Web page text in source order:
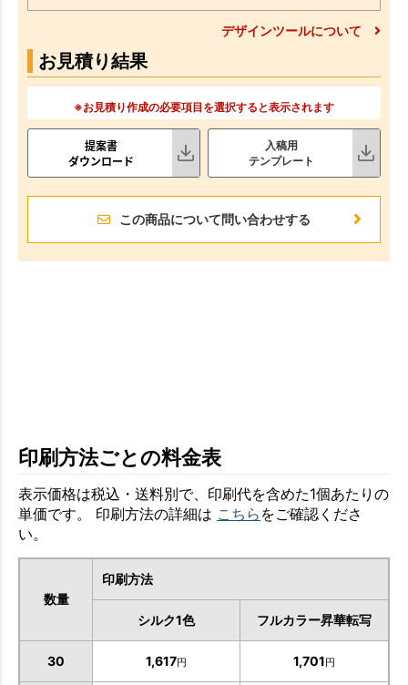
デザインツールについて
お見積り結果
※お見積り作成の必要項目を選択すると表示されます
提案書
ダウンロード
入稿用
テンプレート
この商品について問い合わせする
印刷方法ごとの料金表
表示価格は税込・送料別で、印刷代を含めた1個あたりの
単価です。 印刷方法の詳細は こちら をご確認くださ
い。
数量
印刷方法
シルク1色 フルカラー昇華転写
30 1,617円 1,701円